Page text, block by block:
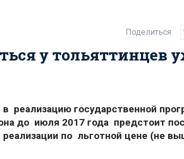
Поделиться
у тольяттинцев
реализацию государственной
до июля 2017 года предстоит
по льготной цене (не